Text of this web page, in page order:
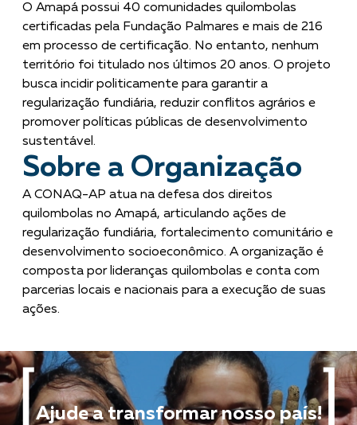
O Amapá possui 40 comunidades quilombolas
certificadas pela Fundação Palmares e mais de 216
em processo de certificação. No entanto, nenhum
território foi titulado nos últimos 20 anos. O projeto
busca incidir politicamente para garantir a
regularização fundiária, reduzir conflitos agrários e
promover políticas públicas de desenvolvimento
sustentável.
Sobre a Organização
A CONAQ-AP atua na defesa dos direitos
quilombolas no Amapá, articulando ações de
regularização fundiária, fortalecimento comunitário e
desenvolvimento socioeconômico. A organização é
composta por lideranças quilombolas e conta com
parcerias locais e nacionais para a execução de suas
ações.
Ajude a transformar nosso país!